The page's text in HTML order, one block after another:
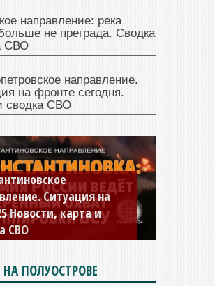
направление: река
не преграда. Сводка
СВО
направление.
на фронте сегодня.
сводка СВО
Ситуация на
Новости, карта и
СВО
ПОЛУОСТРОВЕ